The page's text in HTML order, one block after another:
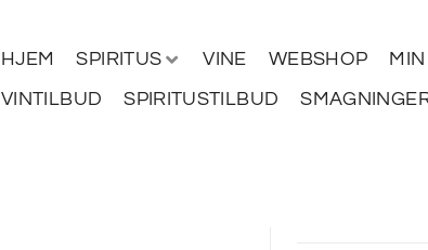
HJEM SPIRITUS VINE WEBSHOP
VINTILBUD
SPIRITUSTILBUD